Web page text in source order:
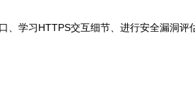
、学习HTTPS交互细节、进行安全漏洞